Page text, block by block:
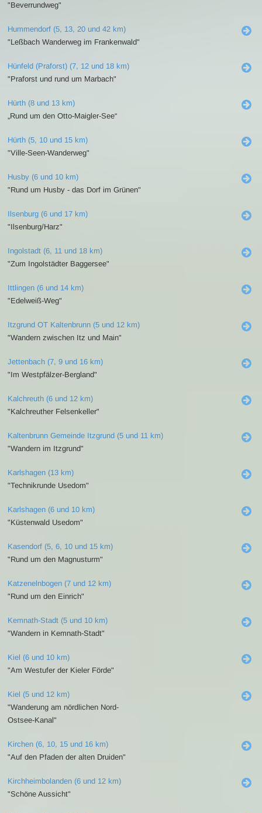
"Beverrundweg"
Hummendorf (5, 13, 20 und 42 km)
"Leßbach Wanderweg im Frankenwald"
Hünfeld (Praforst) (7, 12 und 18 km)
"Praforst und rund um Marbach"
Hürth (8 und 13 km)
„Rund um den Otto-Maigler-See“
Hürth (5, 10 und 15 km)
"Ville-Seen-Wanderweg"
Husby (6 und 10 km)
"Rund um Husby - das Dorf im Grünen"
Ilsenburg (6 und 17 km)
"Ilsenburg/Harz"
Ingolstadt (6, 11 und 18 km)
"Zum Ingolstädter Baggersee"
Ittlingen (6 und 14 km)
"Edelweiß-Weg"
Itzgrund OT Kaltenbrunn (5 und 12 km)
"Wandern zwischen Itz und Main"
Jettenbach (7, 9 und 16 km)
"Im Westpfälzer-Bergland"
Kalchreuth (6 und 12 km)
"Kalchreuther Felsenkeller"
Kaltenbrunn Gemeinde Itzgrund (5 und 11 km)
"Wandern im Itzgrund"
Karlshagen (13 km)
"Technikrunde Usedom"
Karlshagen (6 und 10 km)
"Küstenwald Usedom"
Kasendorf (5, 6, 10 und 15 km)
"Rund um den Magnusturm"
Katzenelnbogen (7 und 12 km)
"Rund um den Einrich"
Kemnath-Stadt (5 und 10 km)
"Wandern in Kemnath-Stadt"
Kiel (6 und 10 km)
"Am Westufer der Kieler Förde"
Kiel (5 und 12 km)
"Wanderung am nördlichen Nord-
Ostsee-Kanal"
Kirchen (6, 10, 15 und 16 km)
"Auf den Pfaden der alten Druiden"
Kirchheimbolanden (6 und 12 km)
"Schöne Aussicht"